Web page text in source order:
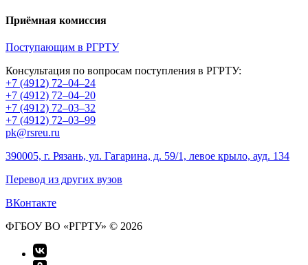
Приёмная комиссия
Поступающим в РГРТУ
Консультация по вопросам поступления в РГРТУ:
+7 (4912) 72–04–24
+7 (4912) 72–04–20
+7 (4912) 72–03–32
+7 (4912) 72–03–99
pk@rsreu.ru
390005, г. Рязань, ул. Гагарина, д. 59/1, левое крыло, ауд. 134
Перевод из других вузов
ВКонтакте
ФГБОУ ВО «РГРТУ» © 2026